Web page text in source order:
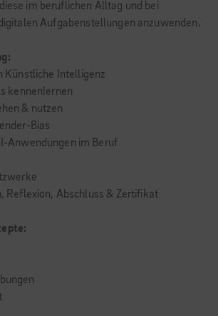
im beruflichen Alltag und bei
Aufgabenstellungen anzuwenden.
Künstliche Intelligenz
kennenlernen
& nutzen
Bias
Anwendungen im Beruf
Reflexion, Abschluss & Zertifikat